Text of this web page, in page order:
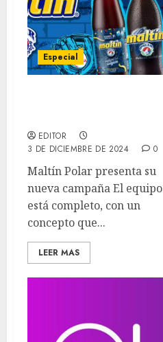
Especial
EDITOR
3 DE DICIEMBRE DE 2024
0
Maltín Polar presenta su
nueva campaña El equipo
está completo, con un
concepto que...
LEER MAS